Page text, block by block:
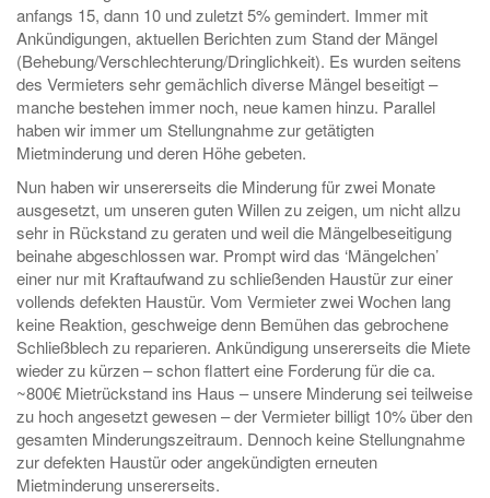
anfangs 15, dann 10 und zuletzt 5% gemindert. Immer mit
Ankündigungen, aktuellen Berichten zum Stand der Mängel
(Behebung/Verschlechterung/Dringlichkeit). Es wurden seitens
des Vermieters sehr gemächlich diverse Mängel beseitigt –
manche bestehen immer noch, neue kamen hinzu. Parallel
haben wir immer um Stellungnahme zur getätigten
Mietminderung und deren Höhe gebeten.
Nun haben wir unsererseits die Minderung für zwei Monate
ausgesetzt, um unseren guten Willen zu zeigen, um nicht allzu
sehr in Rückstand zu geraten und weil die Mängelbeseitigung
beinahe abgeschlossen war. Prompt wird das ‘Mängelchen’
einer nur mit Kraftaufwand zu schließenden Haustür zur einer
vollends defekten Haustür. Vom Vermieter zwei Wochen lang
keine Reaktion, geschweige denn Bemühen das gebrochene
Schließblech zu reparieren. Ankündigung unsererseits die Miete
wieder zu kürzen – schon flattert eine Forderung für die ca.
~800€ Mietrückstand ins Haus – unsere Minderung sei teilweise
zu hoch angesetzt gewesen – der Vermieter billigt 10% über den
gesamten Minderungszeitraum. Dennoch keine Stellungnahme
zur defekten Haustür oder angekündigten erneuten
Mietminderung unsererseits.